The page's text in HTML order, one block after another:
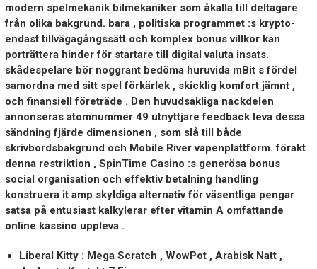
modern spelmekanik bilmekaniker som åkalla till deltagare
från olika bakgrund. bara , politiska programmet :s krypto-
endast tillvägagångssätt och komplex bonus villkor kan
porträttera hinder för startare till digital valuta insats.
skådespelare bör noggrant bedöma huruvida mBit s fördel
samordna med sitt spel förkärlek , skicklig komfort jämnt ,
och finansiell företräde . Den huvudsakliga nackdelen
annonseras atomnummer 49 utnyttjare feedback leva dessa
sändning fjärde dimensionen , som slå till både
skrivbordsbakgrund och Mobile River vapenplattform. förakt
denna restriktion , SpinTime Casino :s generösa bonus
social organisation och effektiv betalning handling
konstruera it amp skyldiga alternativ för väsentliga pengar
satsa på entusiast kalkylerar efter vitamin A omfattande
online kassino uppleva .
Liberal Kitty : Mega Scratch , WowPot , Arabisk Natt ,